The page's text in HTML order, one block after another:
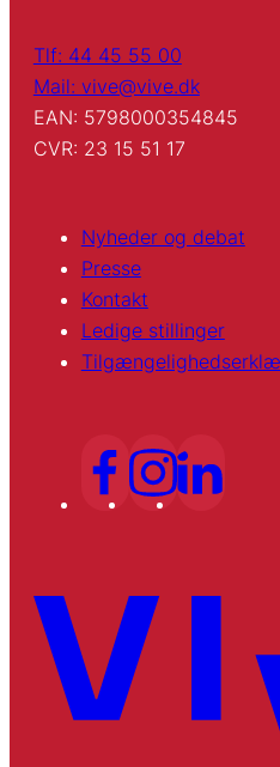
Tlf: 44 45 55 00
Mail: vive@vive.dk
EAN: 5798000354845
CVR: 23 15 51 17
Nyheder og debat
Presse
Kontakt
Ledige stillinger